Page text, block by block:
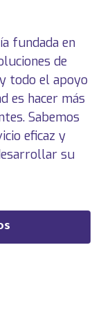
fundada en
de
todo el apoyo
es hacer más
Sabemos
eficaz y
su